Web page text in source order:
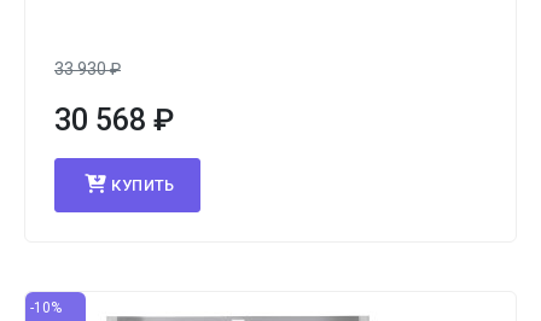
33 930₽
30 568 ₽
КУПИТЬ
-10%